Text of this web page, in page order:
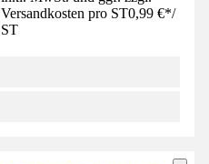
Versandkosten pro ST0,99 €*/
ST